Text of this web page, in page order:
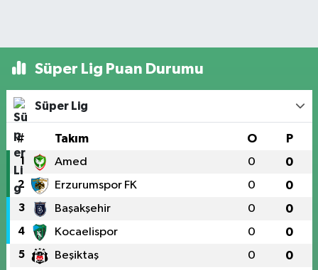
Süper Lig Puan Durumu
Süper Lig
# Takım O P
1 Amed 0 0
2 Erzurumspor FK 0 0
3 Başakşehir 0 0
4 Kocaelispor 0 0
5 Beşiktaş 0 0